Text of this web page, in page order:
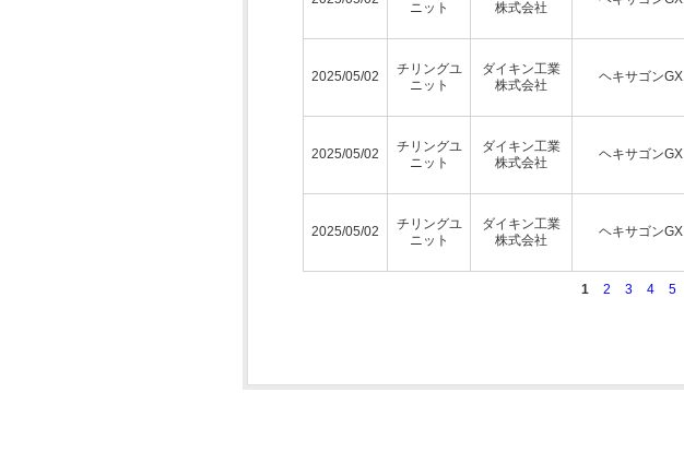
ニット
株式会社
2025/05/02
チリングユ
ニット
ダイキン工業
株式会社
ヘキサゴンGX
2025/05/02
チリングユ
ニット
ダイキン工業
株式会社
ヘキサゴンGX
2025/05/02
チリングユ
ニット
ダイキン工業
株式会社
ヘキサゴンGX
1 2 3 4 5